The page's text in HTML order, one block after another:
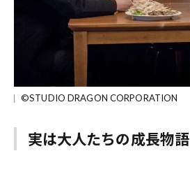
©STUDIO DRAGON CORPORATION
実は大人たちの成長物語